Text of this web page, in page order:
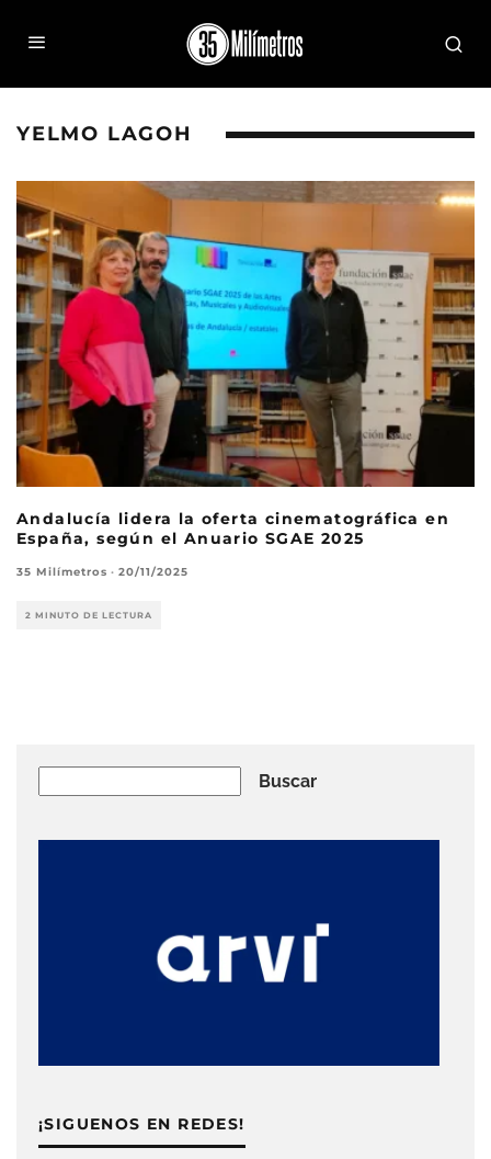
YELMO LAGOH
Andalucía lidera la oferta cinematográfica en
España, según el Anuario SGAE 2025
35 Milímetros · 20/11/2025
2 MINUTO DE LECTURA
Buscar
¡SIGUENOS EN REDES!